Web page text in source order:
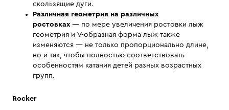
скользящие дуги.
Различная геометрия на различных
ростовках — по мере увеличения ростовки лыж
геометрия и V-образная форма лыж также
изменяются — не только пропорционально длине,
но и так, чтобы полностью соответствовать
особенностям катания детей разных возрастных
групп.
Rocker